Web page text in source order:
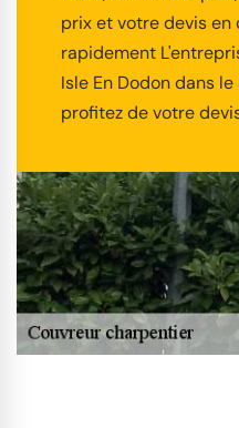
prix et votre devis
rapidement
Isle En Dodon dans
profitez de votre